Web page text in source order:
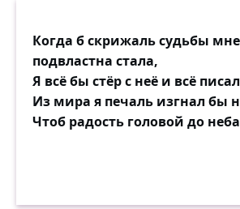
Когда б скрижаль судьбы
подвластна стала,
Я всё бы стёр с неё и всё
Из мира я печаль изгнал бы
Чтоб радость головой до